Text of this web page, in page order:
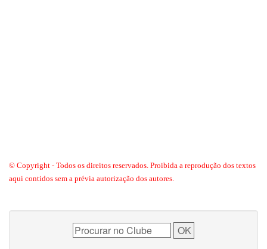
© Copyright - Todos os direitos reservados. Proibida a reprodução dos textos
aqui contidos sem a prévia autorização dos autores.